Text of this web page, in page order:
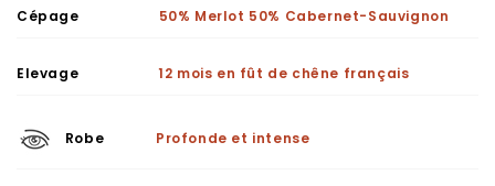
Cépage 50% Merlot 50% Cabernet-Sauvignon
Elevage12 mois en fût de chêne français
Robe Profonde et intense